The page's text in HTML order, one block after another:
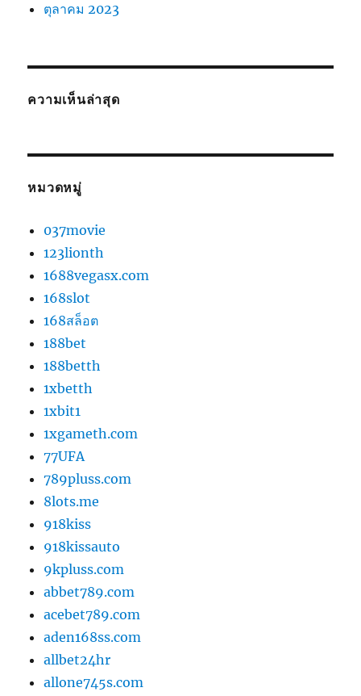
ตุลาคม 2023
ความเห็นล่าสุด
หมวดหมู่
037movie
123lionth
1688vegasx.com
168slot
168สล็อต
188bet
188betth
1xbetth
1xbit1
1xgameth.com
77UFA
789pluss.com
8lots.me
918kiss
918kissauto
9kpluss.com
abbet789.com
acebet789.com
aden168ss.com
allbet24hr
allone745s.com